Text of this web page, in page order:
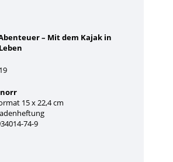
– Mit dem Kajak in
15 x 22,4 cm
74-9